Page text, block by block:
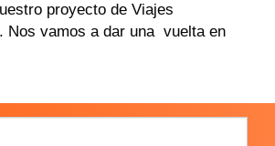
proyecto de Viajes
Nos vamos a dar una vuelta en